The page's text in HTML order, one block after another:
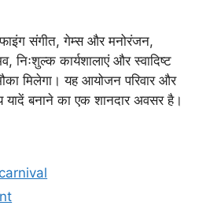
संगीत, गेम्स और मनोरंजन,
निःशुल्क कार्यशालाएं और स्वादिष्ट
मिलेगा। यह आयोजन परिवार और
यादें बनाने का एक शानदार अवसर है।